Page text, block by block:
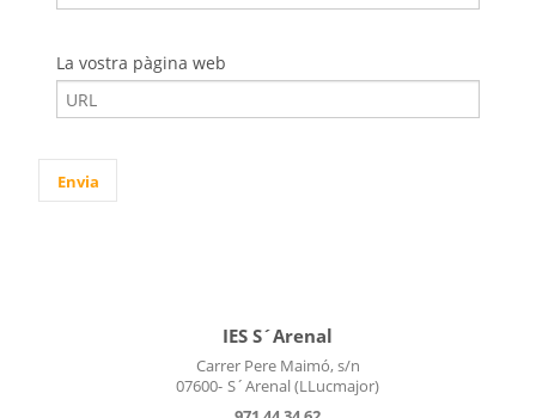
La vostra pàgina web
IES S´Arenal
Carrer Pere Maimó, s/n
07600- S´Arenal (LLucmajor)